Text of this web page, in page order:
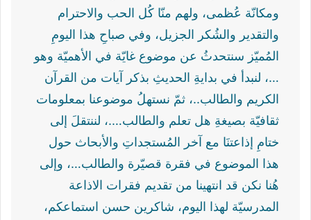
ومكانّة عُظمى، ولهم منّا كُل الحب والاحترام
والتقدير والشُكر الجزيل، وفي صباحِ هذا اليومِ
المُميّز سنتحدثُ عن موضوع غايّة في الأهميّة وهو
…، لنبدأ في بدايةِ الحديثِ بذكر آيات من القرآن
الكريم والطالب..، ثمّ نستهلُ موضوعنا بمعلومات
ثقافيّة بصيغةِ هل تعلم والطالب….، لننتقلَ إلى
ختامِ إذاعتنَا مع آخر المُستجداتِ والأبحاث حول
هذا الموضوع في فقرة قصيّرة والطالب…، وإلى
هُنا نكن قد انتهينا من تقديم فقرات الاذاعة
المدرسيّة لهذا اليوم، شاكرين حسن استماعكم،